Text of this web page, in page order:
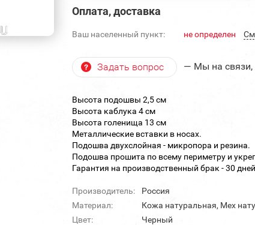
Оплата, доставка
Ваш населенный пункт: не определен
Задать вопрос — Мы на связи,
Высота подошвы 2,5 см
Высота каблука 4 см
Высота голенища 13 см
Металлические вставки в носах.
Подошва двухслойная - микропора и резина.
Подошва прошита по всему периметру и
Гарантия на производственный брак - 30
Производитель:
Россия
Материал:
Кожа натуральная, Мех
Цвет:
Черный